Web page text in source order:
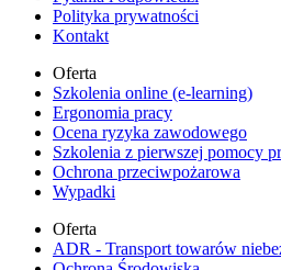
Polityka prywatności
Kontakt
Oferta
Szkolenia online (e-learning)
Ergonomia pracy
Ocena ryzyka zawodowego
Szkolenia z pierwszej pomocy
Ochrona przeciwpożarowa
Wypadki
Oferta
ADR - Transport towarów